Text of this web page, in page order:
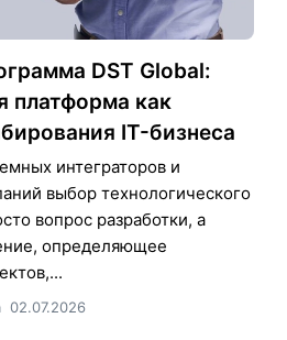
DST Global:
платформа как
IT-бизнеса
интеграторов и
выбор технологического
вопрос разработки, а
определяющее
02.07.2026